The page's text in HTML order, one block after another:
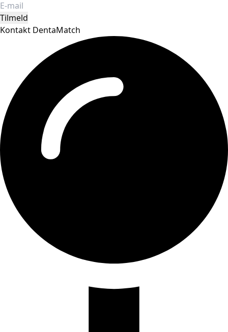
Tilmeld
Kontakt DentaMatch